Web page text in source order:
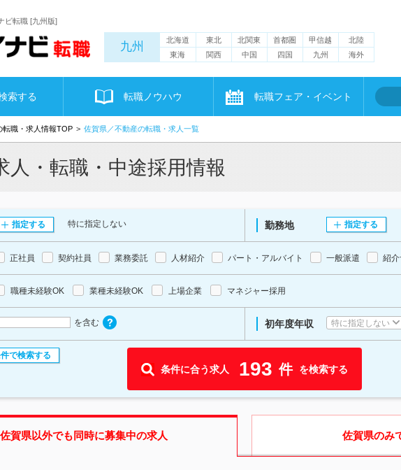
ビ転職 [九州版]
九州 北海道 東北 北関東 首都圏 甲信越
北陸
東海
関西 中国 四国 九州 海外
索する 転職ノウハウ 転職フェア・イベント
転職・求人情報TOP 佐賀県／不動産の転職・求人一覧
人・転職・中途採用情報
指定する 特に指定しない 勤務地 指定する
正社員 契約社員 業務委託 人材紹介 パート・アルバイト 一般派遣 紹
職種未経験OK 業種未経験OK 上場企業 マネジャー採用
を含む 初年度年収 特に指定しない
で検索する
条件に合う求人 193 件 を検索する
佐賀県以外でも同時に募集中の求人 佐賀県のみ